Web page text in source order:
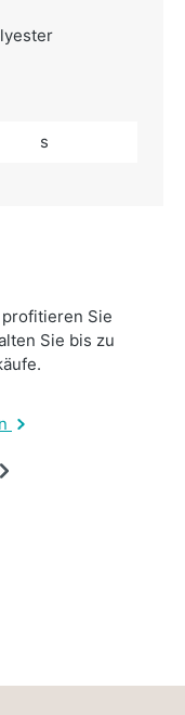
s
Sie
Sie bis zu